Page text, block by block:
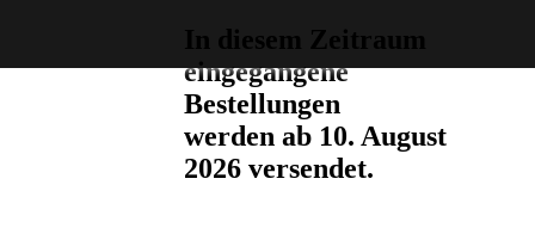
In diesem Zeitraum
eingegangene
Bestellungen
werden ab 10. August
2026 versendet.